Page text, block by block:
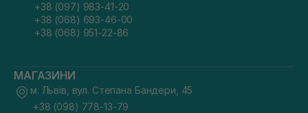
+38 (097) 983-41-20
+38 (068) 693-46-00
+38 (068) 951-22-86
МАГАЗИНИ
м. Львів, вул. Степана Бандери, 45
+38 (098) 778-13-79